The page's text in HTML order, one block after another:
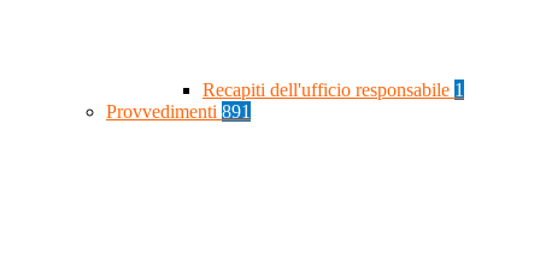
Recapiti dell'ufficio responsabile 1
Provvedimenti 891